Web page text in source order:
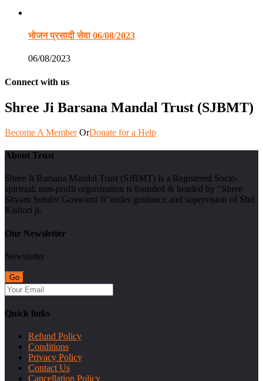
भोजन प्रसादी सेवा 06/08/2023
06/08/2023
Connect with us
Shree Ji Barsana Mandal Trust (SJBMT)
Become A Member OrDonate for a Help
About Trust
Shree Ji Barsana Mandal Trust (SJBMT) is a Registered Socio-
spiritual; non-profit organization is founded & headed by “Shree
Shyam Sunder Goswami Ji”under guidance and supervision of Shri
Kishori ji.
Our Newsletter
Newsletter
Quick links
Refund Policy
Conditions
Privacy Policy
Contact Us
Cancellation Policy